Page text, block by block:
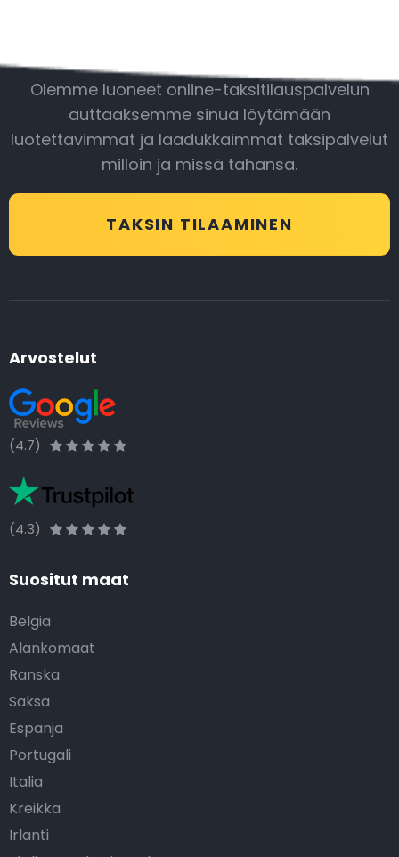
Olemme luoneet online-taksitilauspalvelun
auttaaksemme sinua löytämään
luotettavimmat ja laadukkaimmat taksipalvelut
milloin ja missä tahansa.
TAKSIN TILAAMINEN
Arvostelut
(4.7)
(4.3)
Suositut maat
Belgia
Alankomaat
Ranska
Saksa
Espanja
Portugali
Italia
Kreikka
Irlanti